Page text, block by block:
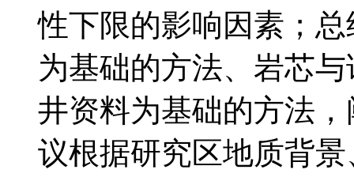
性下限的影响因素；
为基础的方法、岩芯
井资料为基础的方法
议根据研究区地质背